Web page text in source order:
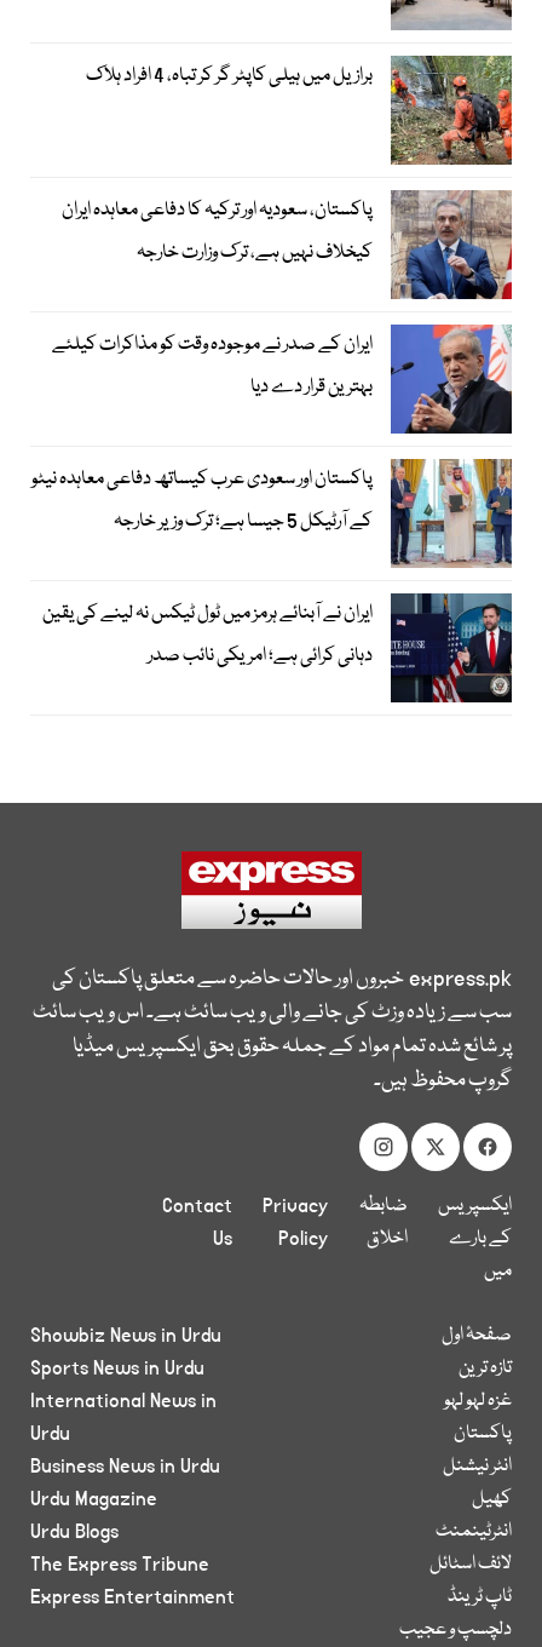
برازیل میں ہیلی کاپٹر گر کر تباہ، 4 افراد ہلاک
پاکستان، سعودیہ اور ترکیہ کا دفاعی معاہدہ ایران
کیخلاف نہیں ہے، ترک وزارت خارجہ
ایران کے صدر نے موجودہ وقت کو مذاکرات کیلئے
بہترین قرار دے دیا
پاکستان اور سعودی عرب کیساتھ دفاعی معاہدہ نیٹو
کے آرٹیکل 5 جیسا ہے؛ ترک وزیر خارجہ
ایران نے آبنائے ہرمز میں ٹول ٹیکس نہ لینے کی یقین
دہانی کرائی ہے؛ امریکی نائب صدر
express.pkخبروں اور حالات حاضرہ سے متعلق پاکستان کی
سب سے زیادہ وزٹ کی جانے والی ویب سائٹ ہے۔ اس ویب سائٹ
پر شائع شدہ تمام مواد کے جملہ حقوق بحق ایکسپریس میڈیا
گروپ محفوظ ہیں۔
ایکسپریس
کے بارے
میں
ضابطہ
اخلاق
Privacy
Policy
Contact
Us
صفحۂ اول
تازہ ترین
غزہ لہو لہو
پاکستان
انٹر نیشنل
کھیل
انٹرٹینمنٹ
لائف اسٹائل
ٹاپ ٹرینڈ
دلچسپ و عجیب
Showbiz News in Urdu
Sports News in Urdu
International News in
Urdu
Business News in Urdu
Urdu Magazine
Urdu Blogs
The Express Tribune
Express Entertainment